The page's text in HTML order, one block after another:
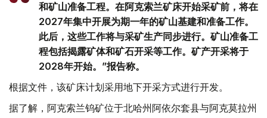
和矿山准备工程。在阿克索兰矿床开始采矿前，将在
2027年集中开展为期一年的矿山基建和准备工作。
此后，这些工作将与采矿生产同步进行。矿山准备工
程包括揭露矿体和矿石开采等工作。矿产开采将于
2028年开始。”报告称。
根据文件，该矿床计划采用地下开采方式进行开发。
据了解，阿克索兰钨矿位于北哈州阿依尔套县与阿克莫拉州